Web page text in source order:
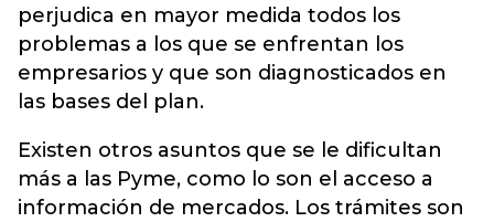
perjudica en mayor medida todos los
problemas a los que se enfrentan los
empresarios y que son diagnosticados en
las bases del plan.
Existen otros asuntos que se le dificultan
más a las Pyme, como lo son el acceso a
información de mercados. Los trámites son